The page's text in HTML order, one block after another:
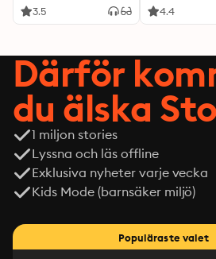
3.5 4.4
Därför
du älska
1 miljon stories
Lyssna och läs offline
Exklusiva nyheter varje vecka
Kids Mode (barnsäker miljö)
Populäraste valet